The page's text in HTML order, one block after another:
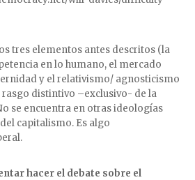
tres elementos antes descritos (la
en lo humano, el mercado
y el relativismo/ agnosticismo
rasgo distintivo –exclusivo- de la
se encuentra en otras ideologías
capitalismo. Es algo
hacer el debate sobre el